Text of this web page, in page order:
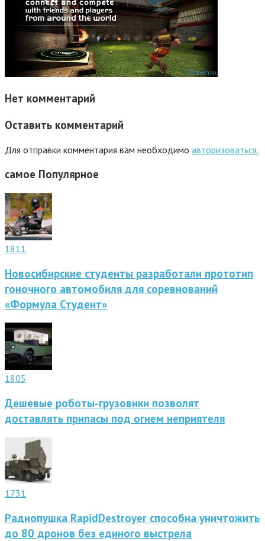
Нет комментарий
Оставить комментарий
Для отправки комментария вам необходимо авторизоваться.
самое Популярное
1811
Новосибирские студенты разработали прототип
гоночного автомобиля для соревнований
«Формула Студент»
1805
Дешевые роботы-грузовики позволят
доставлять припасы под огнем неприятеля
1731
Радиопушка RapidDestroyer способна уничтожить
до 80 дронов без единого выстрела